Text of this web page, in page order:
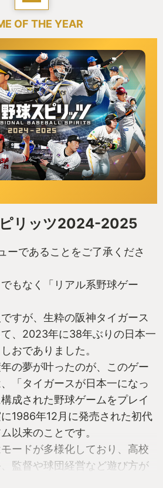
OF THE YEAR
リッツ2024-2025
ーであることをご了承くださ
もなく「リアル系野球ゲー
すが、生粋の阪神タイガース
、2023年に38年ぶりの日本一
おでありました。
の夢が叶ったのが、このゲー
「タイガースが日本一になっ
成された野球ゲームをプレイ
1986年12月に発売された初代
以来のことです。
ードが多様化しており、高校
監督や球団経営など遊び方が